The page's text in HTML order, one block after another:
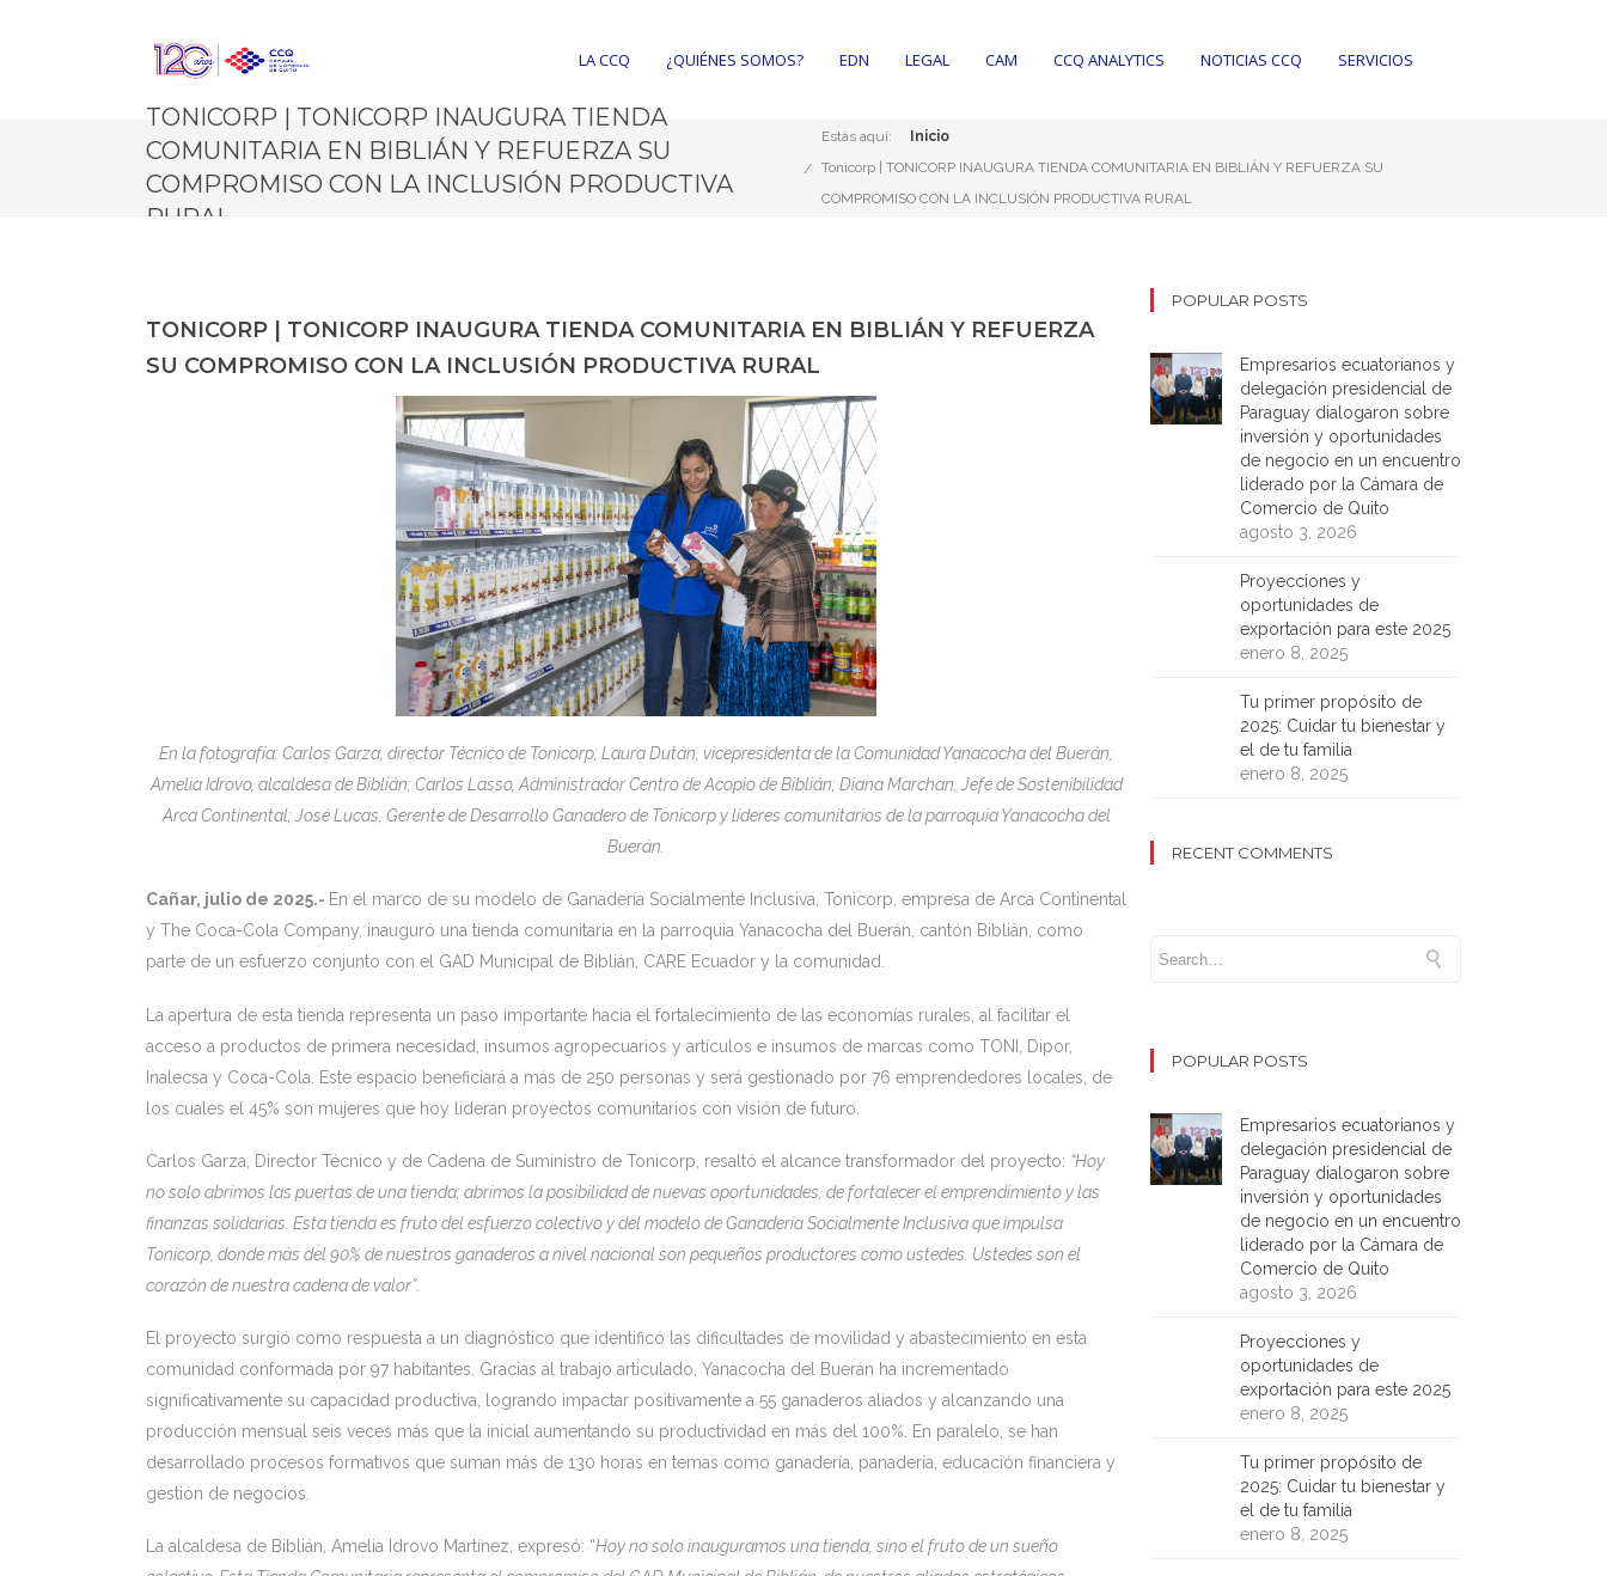
LA CCQ ¿QUIÉNES SOMOS? EDN LEGAL CAM CCQ ANALYTICS NOTICIAS CCQ SERVICIOS
TONICORP | TONICORP INAUGURA TIENDA
COMUNITARIA EN BIBLIÁN Y REFUERZA SU
COMPROMISO CON LA INCLUSIÓN PRODUCTIVA
RURAL
Estás aquí:
Inicio
Tonicorp | TONICORP INAUGURA TIENDA COMUNITARIA EN BIBLIÁN Y REFUERZA SU
COMPROMISO CON LA INCLUSIÓN PRODUCTIVA RURAL
TONICORP | TONICORP INAUGURA TIENDA COMUNITARIA EN BIBLIÁN Y REFUERZA
SU COMPROMISO CON LA INCLUSIÓN PRODUCTIVA RURAL
En la fotografía: Carlos Garza, director Técnico de Tonicorp; Laura Dután, vicepresidenta de la Comunidad Yanacocha del Buerán;
Amelia Idrovo, alcaldesa de Biblián; Carlos Lasso, Administrador Centro de Acopio de Biblián; Diana Marchan, Jefe de Sostenibilidad
Arca Continental; José Lucas, Gerente de Desarrollo Ganadero de Tonicorp y líderes comunitarios de la parroquia Yanacocha del
Buerán.
Cañar, julio de 2025.- En el marco de su modelo de Ganadería Socialmente Inclusiva, Tonicorp, empresa de Arca Continental
y The Coca-Cola Company, inauguró una tienda comunitaria en la parroquia Yanacocha del Buerán, cantón Biblián, como
parte de un esfuerzo conjunto con el GAD Municipal de Biblián, CARE Ecuador y la comunidad.
La apertura de esta tienda representa un paso importante hacia el fortalecimiento de las economías rurales, al facilitar el
acceso a productos de primera necesidad, insumos agropecuarios y artículos e insumos de marcas como TONI, Dipor,
Inalecsa y Coca-Cola. Este espacio beneficiará a más de 250 personas y será gestionado por 76 emprendedores locales, de
los cuales el 45% son mujeres que hoy lideran proyectos comunitarios con visión de futuro.
Carlos Garza, Director Técnico y de Cadena de Suministro de Tonicorp, resaltó el alcance transformador del proyecto: “Hoy
no solo abrimos las puertas de una tienda; abrimos la posibilidad de nuevas oportunidades, de fortalecer el emprendimiento y las
finanzas solidarias. Esta tienda es fruto del esfuerzo colectivo y del modelo de Ganadería Socialmente Inclusiva que impulsa
Tonicorp, donde más del 90% de nuestros ganaderos a nivel nacional son pequeños productores como ustedes. Ustedes son el
corazón de nuestra cadena de valor”.
El proyecto surgió como respuesta a un diagnóstico que identificó las dificultades de movilidad y abastecimiento en esta
comunidad conformada por 97 habitantes. Gracias al trabajo articulado, Yanacocha del Buerán ha incrementado
significativamente su capacidad productiva, logrando impactar positivamente a 55 ganaderos aliados y alcanzando una
producción mensual seis veces más que la inicial aumentando su productividad en más del 100%. En paralelo, se han
desarrollado procesos formativos que suman más de 130 horas en temas como ganadería, panadería, educación financiera y
gestión de negocios.
La alcaldesa de Biblián, Amelia Idrovo Martínez, expresó: “Hoy no solo inauguramos una tienda, sino el fruto de un sueño
POPULAR POSTS
Empresarios ecuatorianos y
delegación presidencial de
Paraguay dialogaron sobre
inversión y oportunidades
de negocio en un encuentro
liderado por la Cámara de
Comercio de Quito
agosto 3, 2026
Proyecciones y
oportunidades de
exportación para este 2025
enero 8, 2025
Tu primer propósito de
2025: Cuidar tu bienestar y
el de tu familia
enero 8, 2025
RECENT COMMENTS
POPULAR POSTS
Empresarios ecuatorianos y
delegación presidencial de
Paraguay dialogaron sobre
inversión y oportunidades
de negocio en un encuentro
liderado por la Cámara de
Comercio de Quito
agosto 3, 2026
Proyecciones y
oportunidades de
exportación para este 2025
enero 8, 2025
Tu primer propósito de
2025: Cuidar tu bienestar y
el de tu familia
enero 8, 2025